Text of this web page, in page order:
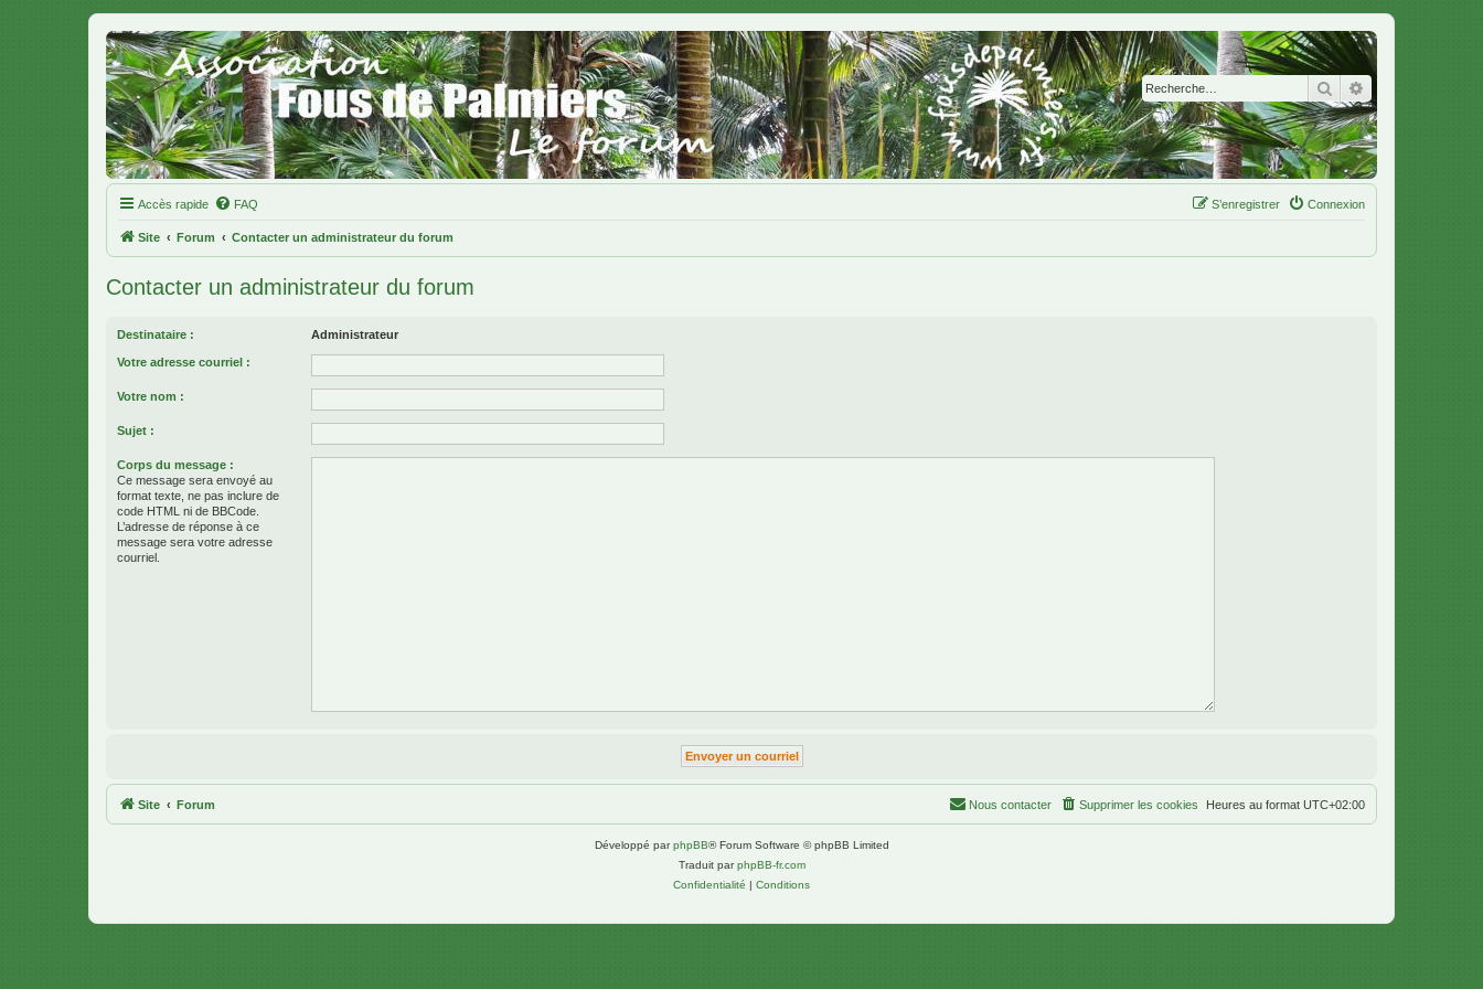
Rechercher
Accès rapide FAQ Connexion
S’enregistrer
Site Forum Contacter un administrateur du forum
Contacter un administrateur du forum
Destinataire : Administrateur
Votre adresse courriel :
Votre nom :
Sujet :
Corps du message :
Ce message sera envoyé au
format texte, ne pas inclure de
code HTML ni de BBCode.
L’adresse de réponse à ce
message sera votre adresse
courriel.
Site Forum Heures au format UTC+02:00
Supprimer les cookies
Nous contacter
Développé parphpBB® Forum Software © phpBB Limited
Traduit parphpBB-fr.com
Confidentialité | Conditions